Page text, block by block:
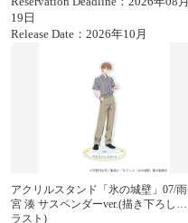
19日
Release Date：2026年10月
アクリルスタンド「氷の城壁」07/雨
宮 湊 サスペンダーver.(描き下ろしイ
ラスト)